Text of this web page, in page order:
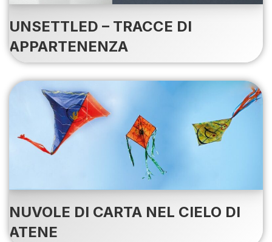
UNSETTLED – TRACCE DI
APPARTENENZA
NUVOLE DI CARTA NEL CIELO DI
ATENE